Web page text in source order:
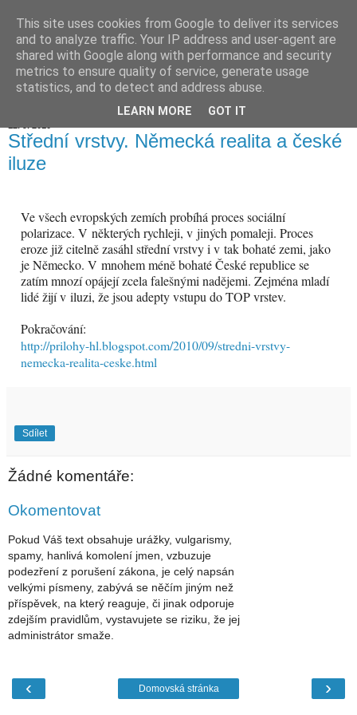
Hranické listy
Střední vrstvy. Německá realita a české
iluze
Ve všech evropských zemích probíhá proces sociální
polarizace. V některých rychleji, v jiných pomaleji. Proces
eroze již citelně zasáhl střední vrstvy i v tak bohaté zemi, jako
je Německo. V mnohem méně bohaté České republice se
zatím mnozí opájejí zcela falešnými nadějemi. Zejména mladí
lidé žijí v iluzi, že jsou adepty vstupu do TOP vrstev.
Pokračování:
http://prilohy-hl.blogspot.com/2010/09/stredni-vrstvy-
nemecka-realita-ceske.html
Sdílet
Žádné komentáře:
Okomentovat
Pokud Váš text obsahuje urážky, vulgarismy,
spamy, hanlivá komolení jmen, vzbuzuje
podezření z porušení zákona, je celý napsán
velkými písmeny, zabývá se něčím jiným než
příspěvek, na který reaguje, či jinak odporuje
zdejším pravidlům, vystavujete se riziku, že jej
administrátor smaže.
‹ ›
Domovská stránka
This site uses cookies from Google to deliver its services
and to analyze traffic. Your IP address and user-agent are
shared with Google along with performance and security
metrics to ensure quality of service, generate usage
statistics, and to detect and address abuse.
LEARN MORE GOT IT